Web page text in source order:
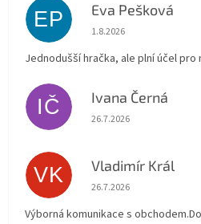
EP Eva Pešková
Hodnocení obchodu je
1.8.2026
Jednodušší hračka, ale plní účel pro
IČ Ivana Černá
Hodnocení obchodu je
26.7.2026
VK Vladimír Král
Hodnocení obchodu je
26.7.2026
Výborná komunikace s